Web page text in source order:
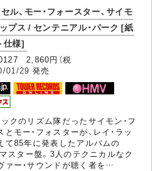
ル、モー・フォースター、サイモ
プス / センテニアル・パーク [紙
仕様]
2,860円（税
01/29 発売
ックのリズム隊だったサイモン・フ
とモー・フォスターが、レイ・ラッ
て85年に発表したアルバムの
スター盤。3人のテクニカルなク
ァー・サウンドが聴く者を…